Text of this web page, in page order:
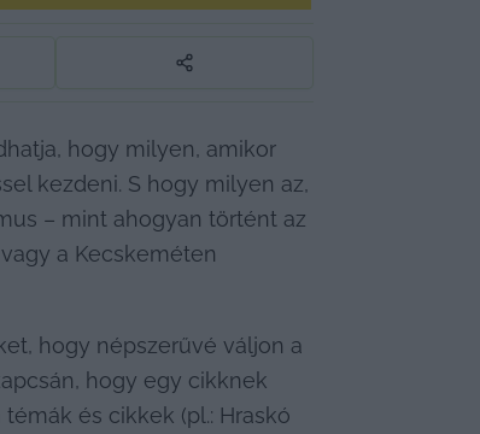
hogy milyen, amikor
kezdeni. S hogy milyen az,
– mint ahogyan történt az
hogy népszerűvé váljon a
hogy egy cikknek
és cikkek (pl.: Hraskó